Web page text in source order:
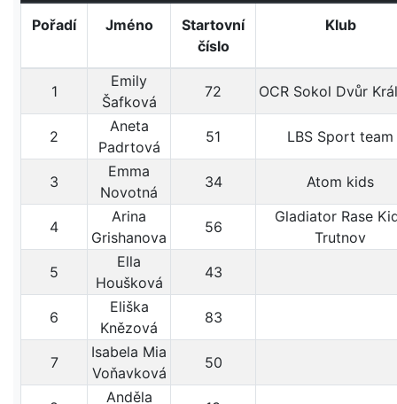
Pořadí Jméno
Startovní
číslo
Klub
1
Emily
Šafková
72 OCR Sokol Dvůr
2
Aneta
Padrtová
51 LBS Sport team
3
Emma
Novotná
34 Atom kids
4
Arina
Grishanova
56
Gladiator Rase
Trutnov
5
Ella
Houšková
43
6
Eliška
Knězová
83
7
Isabela Mia
Voňavková
50
Anděla